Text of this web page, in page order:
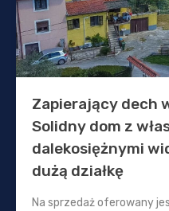
Zapierający dech
Solidny dom z
dalekosiężnymi
dużą działkę
Na sprzedaż oferowany